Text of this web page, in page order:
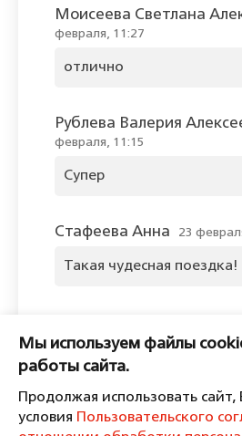
Моисеева Светлана
февраля, 11:27
отлично
Рублева Валерия
февраля, 11:15
Супер
Стафеева Анна 23
Такая чудесная поездка!
Пожалуйста, войдите,
комментировать.
Мы используем файлы
работы сайта.
Продолжая использовать
условия Пользовательского